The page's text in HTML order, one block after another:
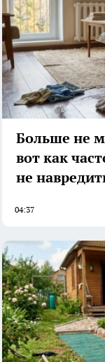
Больше не
вот как
не
04:37